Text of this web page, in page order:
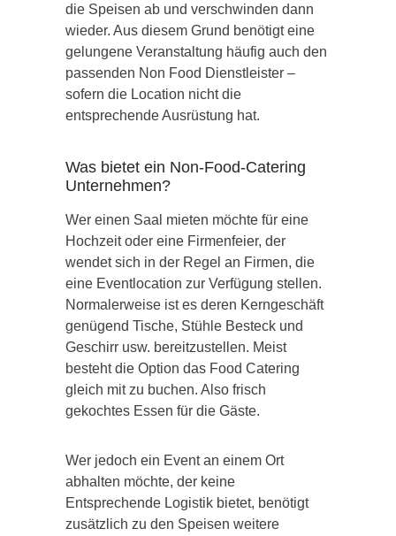
die Speisen ab und verschwinden dann
wieder. Aus diesem Grund benötigt eine
gelungene Veranstaltung häufig auch den
passenden Non Food Dienstleister –
sofern die Location nicht die
entsprechende Ausrüstung hat.
Was bietet ein Non-Food-Catering
Unternehmen?
Wer einen Saal mieten möchte für eine
Hochzeit oder eine Firmenfeier, der
wendet sich in der Regel an Firmen, die
eine Eventlocation zur Verfügung stellen.
Normalerweise ist es deren Kerngeschäft
genügend Tische, Stühle Besteck und
Geschirr usw. bereitzustellen. Meist
besteht die Option das Food Catering
gleich mit zu buchen. Also frisch
gekochtes Essen für die Gäste.
Wer jedoch ein Event an einem Ort
abhalten möchte, der keine
Entsprechende Logistik bietet, benötigt
zusätzlich zu den Speisen weitere